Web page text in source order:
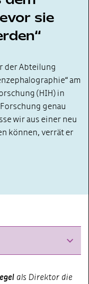
sie
der Abteilung
am
(HIH) in
genau
wir aus einer neu
können, verrät er
als Direktor die